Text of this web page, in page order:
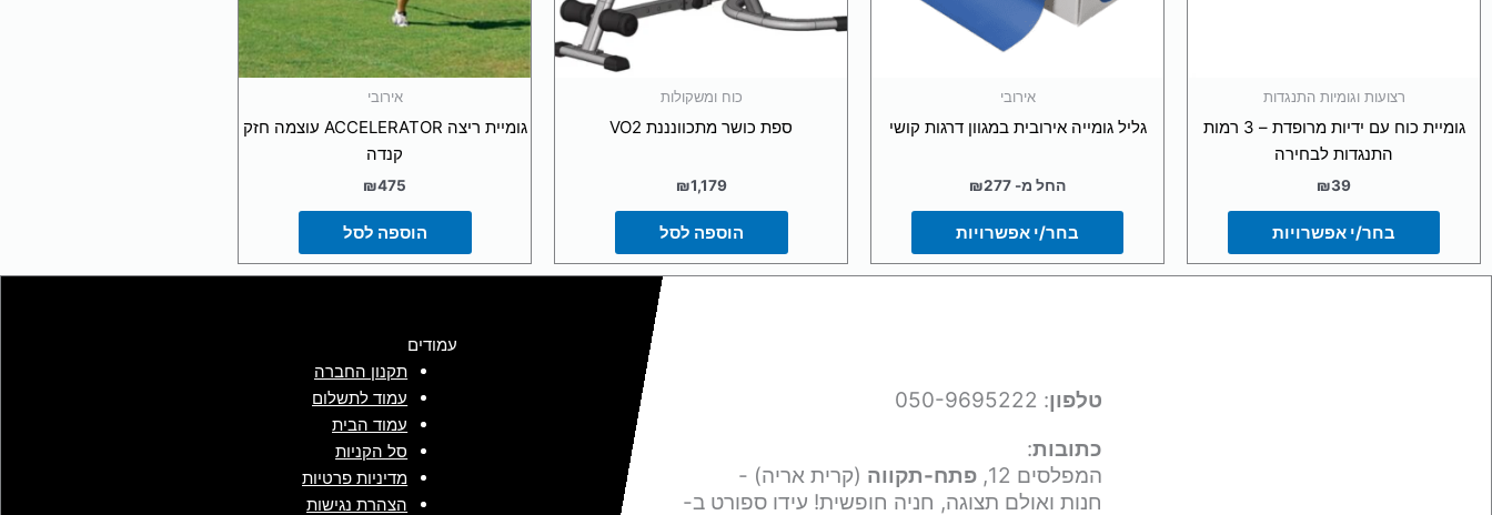
רצועות וגומיות התנגדות
גומיית כוח עם ידיות מרופדת – 3 רמות
התנגדות לבחירה
₪39
בחר/י אפשרויות
אירובי
גליל גומייה אירובית במגוון דרגות קושי
החל מ- ₪277
בחר/י אפשרויות
האפשרויות
בעמוד
כוח ומשקולות
ספת כושר מתכוונננת VO2
₪1,179
הוספה לסל
אירובי
גומיית ריצה ACCELERATOR עוצמה חזק
קנדה
₪475
הוספה לסל
טלפון: 050-9695222
כתובות:
המפלסים 12,
פתח-תקווה (קרית אריה) -
חנות ואולם תצוגה, חניה חופשית! עידו ספורט ב-
עמודים
תקנון החברה
עמוד לתשלום
עמוד הבית
סל הקניות
מדיניות פרטיות
הצהרת נגישות